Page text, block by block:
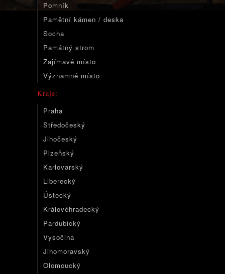
Pomník
Pamětní kámen / deska
Socha
Památný strom
Zajímavé místo
Významné místo
Kraje:
Praha
Středočeský
Jihočeský
Plzeňský
Karlovarský
Liberecký
Ústecký
Královéhradecký
Pardubický
Vysočina
Jihomoravský
Olomoucký